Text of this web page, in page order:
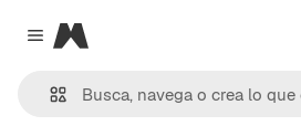
Close menu
Magnific